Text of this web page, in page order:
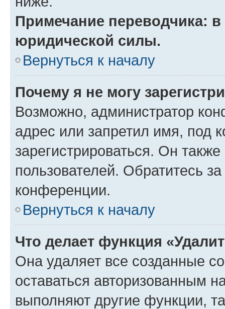
Примечание переводчика:
юридической силы.
Вернуться к началу
Почему я не могу
Возможно, администратор
адрес или запретил имя, под
зарегистрироваться. Он
пользователей. Обратитесь
конференции.
Вернуться к началу
Что делает функция
Она удаляет все созданные
оставаться авторизованным
выполняют другие функции,